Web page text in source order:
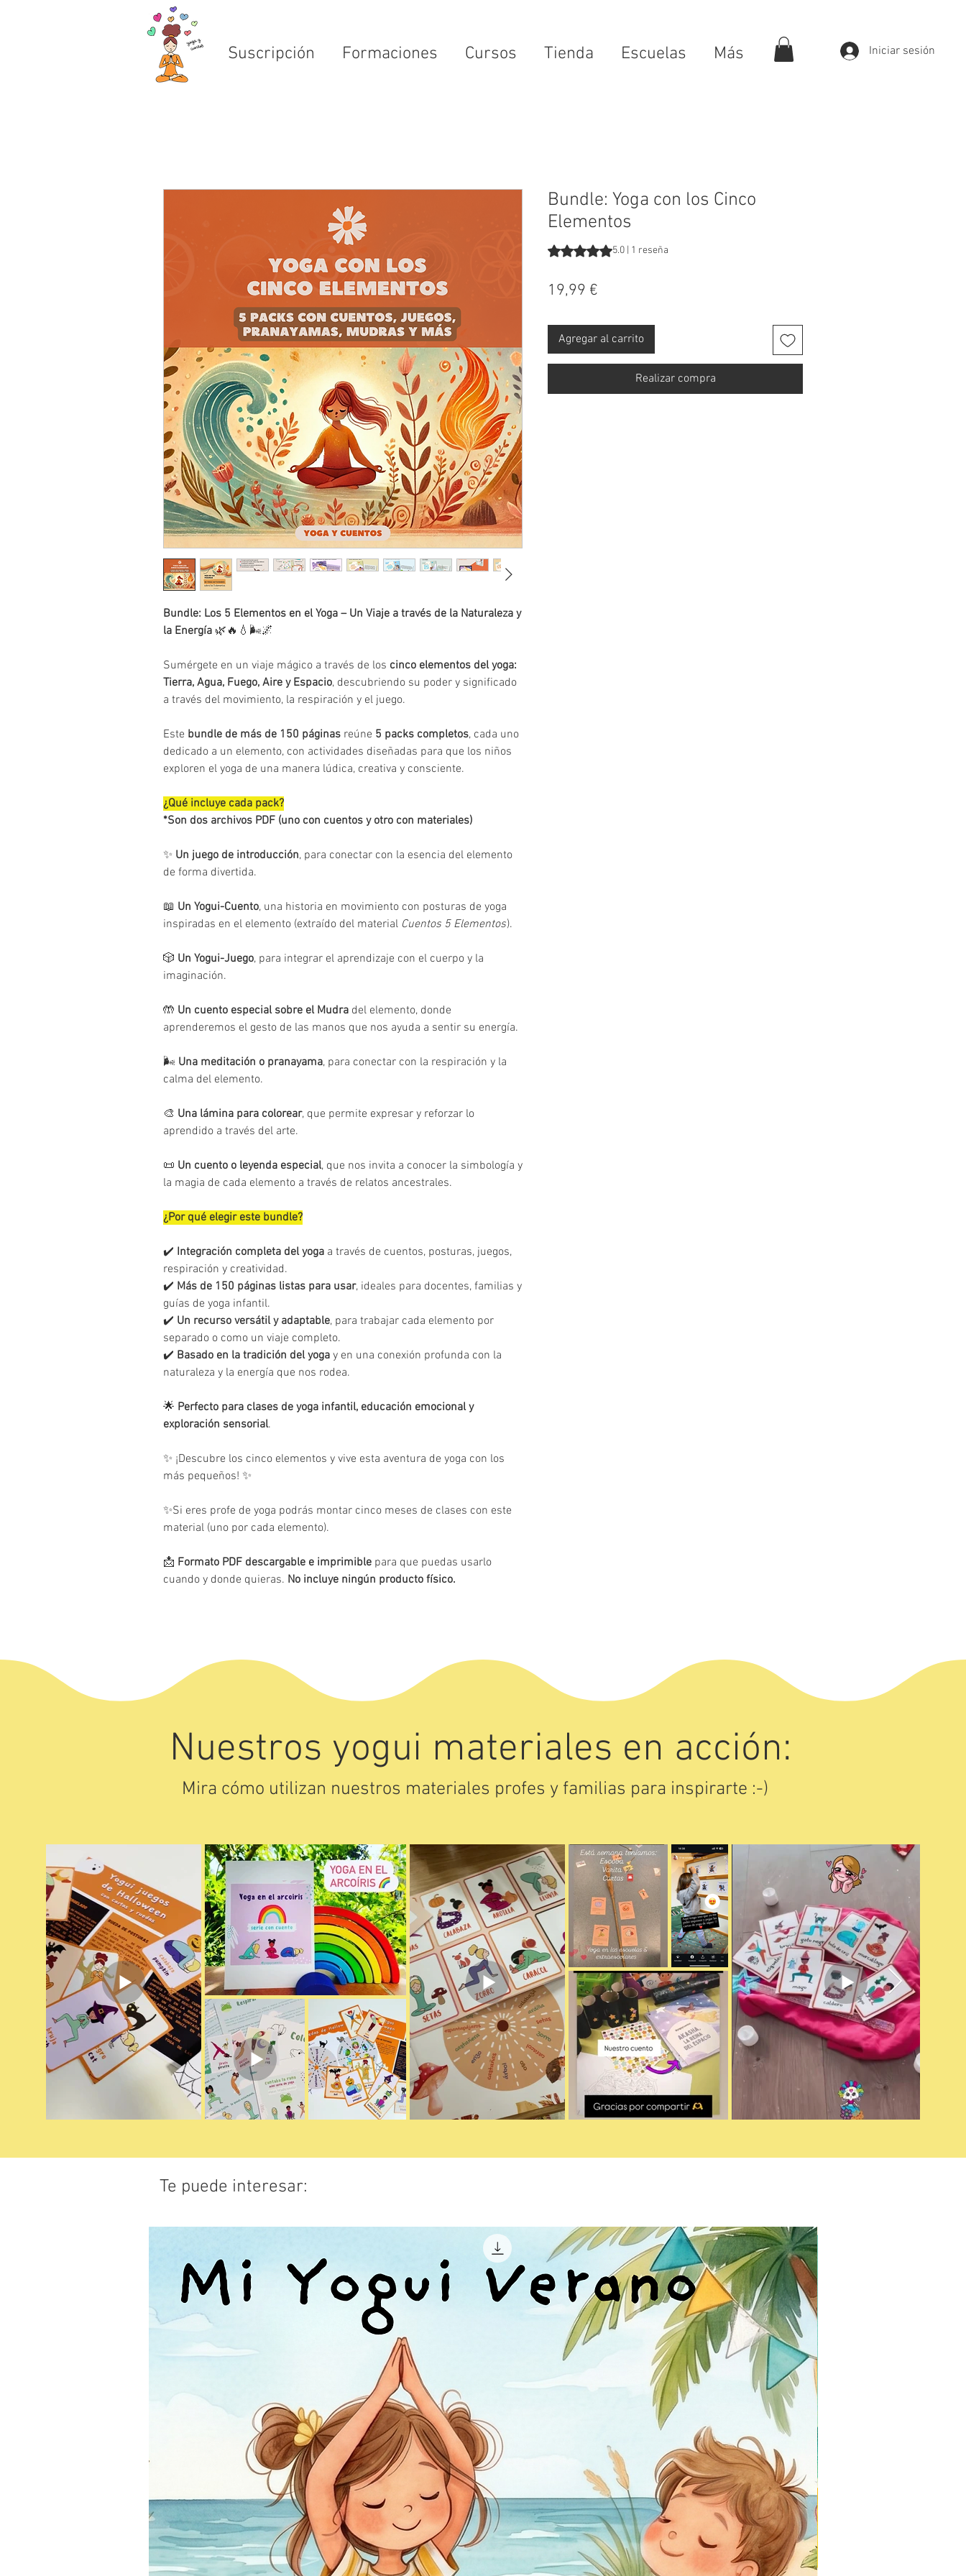
Suscripción Formaciones Cursos Tienda Escuelas Más Iniciar sesión
Bundle: Los 5 Elementos en el Yoga – Un Viaje a través de la Naturaleza y
la Energía 🌿🔥💧🌬️🌌
Sumérgete en un viaje mágico a través de los cinco elementos del yoga:
Tierra, Agua, Fuego, Aire y Espacio, descubriendo su poder y significado
a través del movimiento, la respiración y el juego.
Este bundle de más de 150 páginas reúne 5 packs completos, cada uno
dedicado a un elemento, con actividades diseñadas para que los niños
exploren el yoga de una manera lúdica, creativa y consciente.
¿Qué incluye cada pack?
*Son dos archivos PDF (uno con cuentos y otro con materiales)
✨ Un juego de introducción, para conectar con la esencia del elemento
de forma divertida.
📖 Un Yogui-Cuento, una historia en movimiento con posturas de yoga
inspiradas en el elemento (extraído del material Cuentos 5 Elementos).
🎲 Un Yogui-Juego, para integrar el aprendizaje con el cuerpo y la
imaginación.
🤲 Un cuento especial sobre el Mudra del elemento, donde
aprenderemos el gesto de las manos que nos ayuda a sentir su energía.
🌬️ Una meditación o pranayama, para conectar con la respiración y la
calma del elemento.
🎨 Una lámina para colorear, que permite expresar y reforzar lo
aprendido a través del arte.
📜 Un cuento o leyenda especial, que nos invita a conocer la simbología y
la magia de cada elemento a través de relatos ancestrales.
¿Por qué elegir este bundle?
✔️ Integración completa del yoga a través de cuentos, posturas, juegos,
respiración y creatividad.
✔️ Más de 150 páginas listas para usar, ideales para docentes, familias y
guías de yoga infantil.
✔️ Un recurso versátil y adaptable, para trabajar cada elemento por
separado o como un viaje completo.
✔️ Basado en la tradición del yoga y en una conexión profunda con la
naturaleza y la energía que nos rodea.
🌟 Perfecto para clases de yoga infantil, educación emocional y
exploración sensorial.
✨ ¡Descubre los cinco elementos y vive esta aventura de yoga con los
más pequeños! ✨
✨Si eres profe de yoga podrás montar cinco meses de clases con este
material (uno por cada elemento).
📩 Formato PDF descargable e imprimible para que puedas usarlo
cuando y donde quieras. No incluye ningún producto físico.
Bundle: Yoga con los Cinco
Elementos
Según 1 reseña, la calificación es de 5.0 de 5 estrellas
5.0 | 1 reseña
19,99 €
Agregar al carrito
Realizar compra
Nuestros yogui materiales en acción:
Mira cómo utilizan nuestros materiales profes y familias para inspirarte :-)
Te puede interesar: